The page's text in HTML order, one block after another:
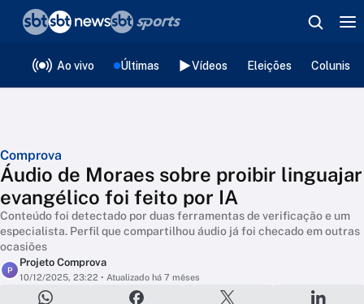
Ao vivo Últimas Vídeos Eleições
Comprova
Áudio de Moraes sobre proibir linguajar
evangélico foi feito por IA
Conteúdo foi detectado por duas ferramentas de verificação e um
especialista. Perfil que compartilhou áudio já foi checado em outras
ocasiões
P
Projeto Comprova
10/12/2025, 23:22 • Atualizado há 7 mêses
❮voltar
Editorias